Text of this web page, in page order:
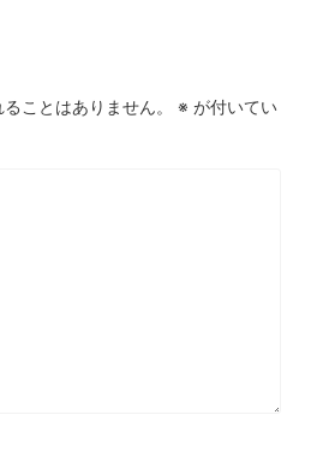
ことはありません。 ※ が付いてい